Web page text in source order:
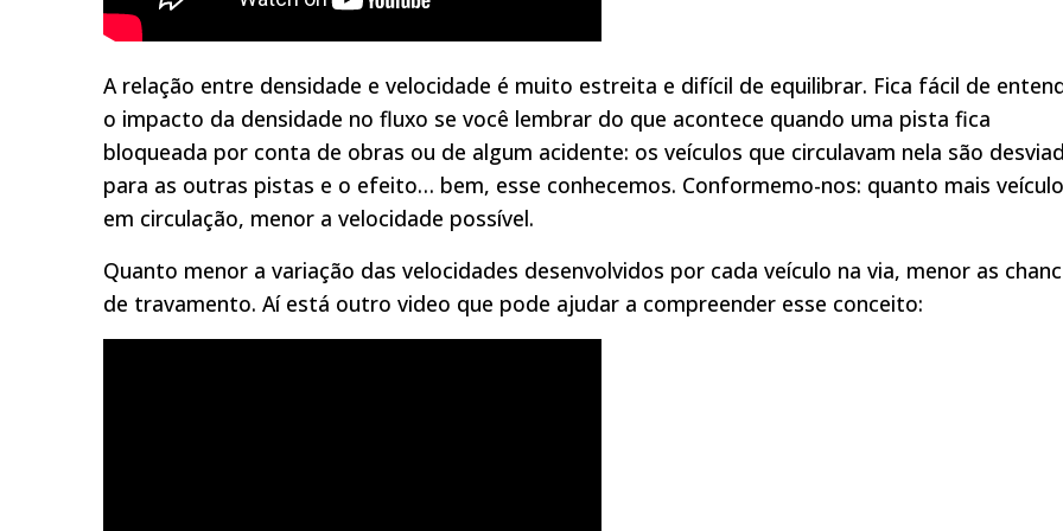
A relação entre densidade e velocidade é muito estreita e difícil de equilibrar. Fica fácil de
o impacto da densidade no fluxo se você lembrar do que acontece quando uma pista fica
bloqueada por conta de obras ou de algum acidente: os veículos que circulavam nela são
para as outras pistas e o efeito… bem, esse conhecemos. Conformemo-nos: quanto mais
em circulação, menor a velocidade possível.
Quanto menor a variação das velocidades desenvolvidos por cada veículo na via, menor as
de travamento. Aí está outro video que pode ajudar a compreender esse conceito: